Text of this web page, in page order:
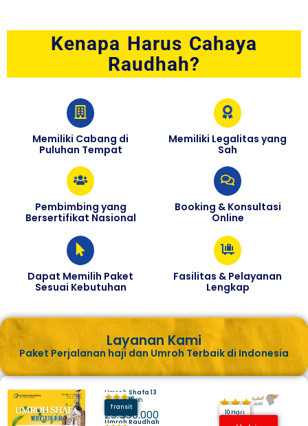
Kenapa Harus Cahaya
Raudhah?
Memiliki Cabang di
Puluhan Tempat
Pembimbing yang
Bersertifikat Nasional
Dapat Memilih Paket
Sesuai Kebutuhan
Memiliki Legalitas yang
Sah
Booking & Konsultasi
Online
Fasilitas & Pelayanan
Lengkap
Layanan Kami
Paket Perjalanan haji dan Umroh Terbaik di Indonesia
Umroh Shafa 13
Juli 2025
Hotel Makkah
Transit
Harga
25.350.000
Umroh Raudhah
Madinah
10 Hari